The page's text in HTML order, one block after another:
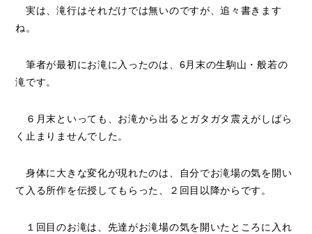
実は、滝行はそれだけでは無いのですが、追々書きます
ね。
筆者が最初にお滝に入ったのは、6月末の生駒山・般若の
滝です。
６月末といっても、お滝から出るとガタガタ震えがしばら
く止まりませんでした。
身体に大きな変化が現れたのは、自分でお滝場の気を開い
て入る所作を伝授してもらった、２回目以降からです。
１回目のお滝は、先達がお滝場の気を開いたところに入れ